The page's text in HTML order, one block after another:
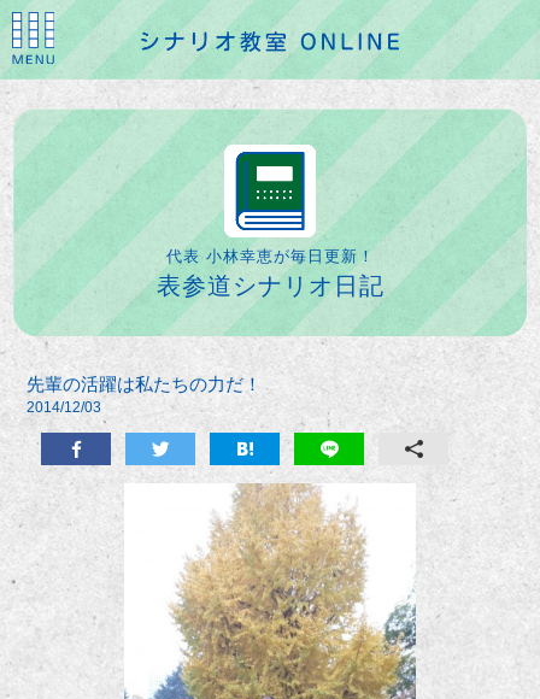
代表 小林幸恵が毎日更新！
表参道シナリオ日記
先輩の活躍は私たちの力だ！
2014/12/03